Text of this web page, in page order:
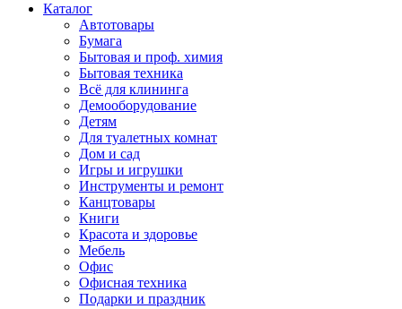
Каталог
Автотовары
Бумага
Бытовая и проф. химия
Бытовая техника
Всё для клининга
Демооборудование
Детям
Для туалетных комнат
Дом и сад
Игры и игрушки
Инструменты и ремонт
Канцтовары
Книги
Красота и здоровье
Мебель
Офис
Офисная техника
Подарки и праздник